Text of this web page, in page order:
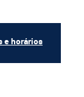
e horários